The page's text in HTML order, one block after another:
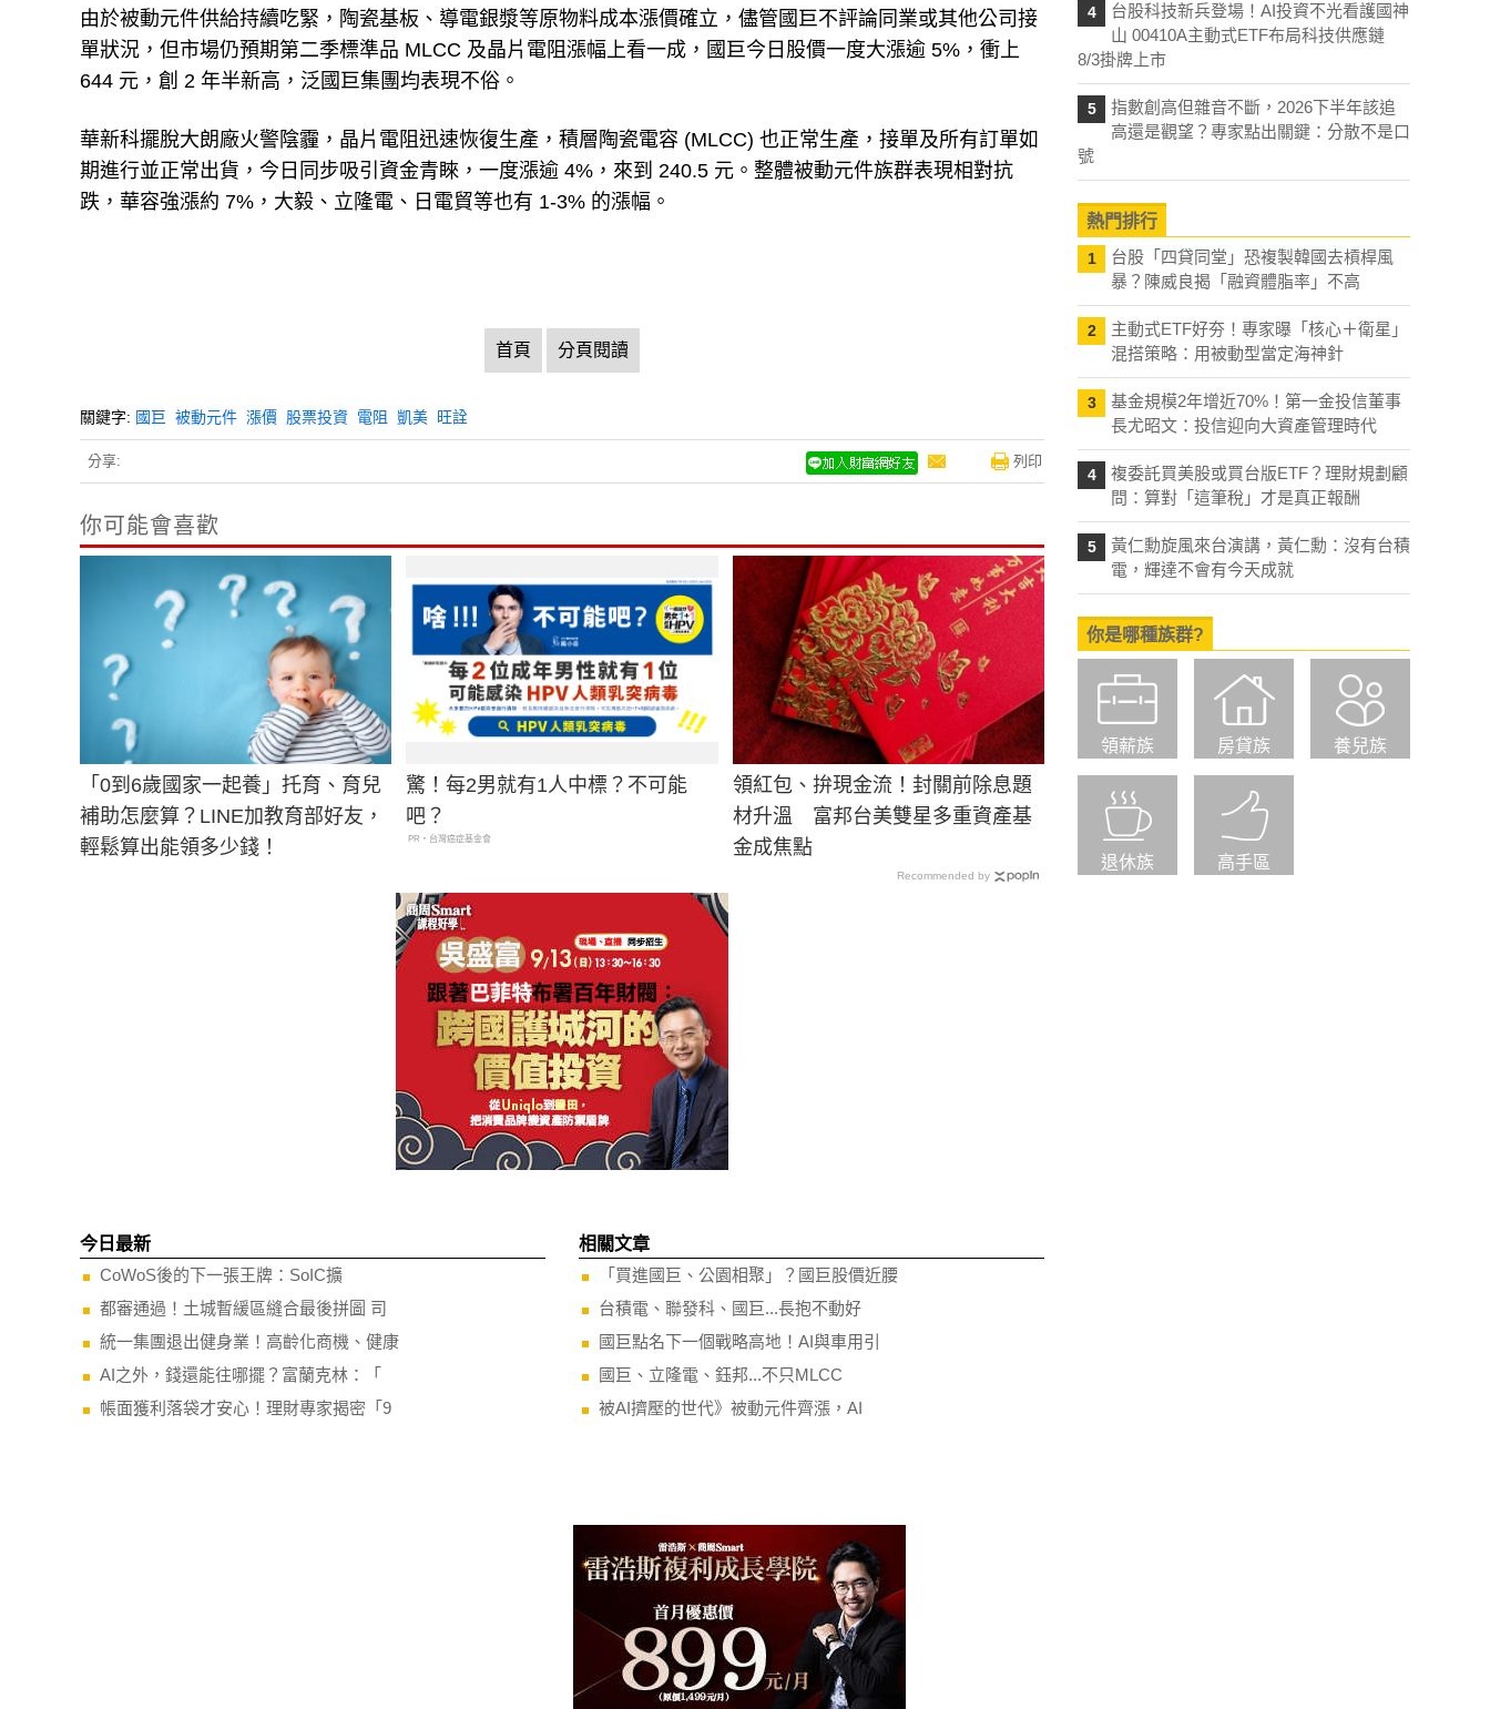
由於被動元件供給持續吃緊，陶瓷基板、導電銀漿等原物料成本漲價確立，儘管國巨不評論同業或其他公司接
單狀況，但市場仍預期第二季標準品 MLCC 及晶片電阻漲幅上看一成，國巨今日股價一度大漲逾 5%，衝上
644 元，創 2 年半新高，泛國巨集團均表現不俗。
華新科擺脫大朗廠火警陰霾，晶片電阻迅速恢復生產，積層陶瓷電容 (MLCC) 也正常生產，接單及所有訂單如
期進行並正常出貨，今日同步吸引資金青睞，一度漲逾 4%，來到 240.5 元。整體被動元件族群表現相對抗
跌，華容強漲約 7%，大毅、立隆電、日電貿等也有 1-3% 的漲幅。
首頁 分頁閱讀
關鍵字: 國巨 被動元件 漲價 股票投資 電阻 凱美 旺詮
分享: 列印
你可能會喜歡
「0到6歲國家一起養」托育、育兒
補助怎麼算？LINE加教育部好友，
輕鬆算出能領多少錢！
驚！每2男就有1人中標？不可能
吧？
PR・台灣癌症基金會
領紅包、拚現金流！封關前除息題
材升溫 富邦台美雙星多重資產基
金成焦點
Recommended by
今日最新
CoWoS後的下一張王牌：SoIC擴
都審通過！土城暫緩區縫合最後拼圖 司
統一集團退出健身業！高齡化商機、健康
AI之外，錢還能往哪擺？富蘭克林：「
帳面獲利落袋才安心！理財專家揭密「9
相關文章
「買進國巨、公園相聚」？國巨股價近腰
台積電、聯發科、國巨...長抱不動好
國巨點名下一個戰略高地！AI與車用引
國巨、立隆電、鈺邦...不只MLCC
被AI擠壓的世代》被動元件齊漲，AI
4
台股科技新兵登場！AI投資不光看護國神
山 00410A主動式ETF布局科技供應鏈
8/3掛牌上市
5
指數創高但雜音不斷，2026下半年該追
高還是觀望？專家點出關鍵：分散不是口
號
熱門排行
1
台股「四貸同堂」恐複製韓國去槓桿風
暴？陳威良揭「融資體脂率」不高
2
主動式ETF好夯！專家曝「核心＋衛星」
混搭策略：用被動型當定海神針
3
基金規模2年增近70%！第一金投信董事
長尤昭文：投信迎向大資產管理時代
4
複委託買美股或買台版ETF？理財規劃顧
問：算對「這筆稅」才是真正報酬
5
黃仁勳旋風來台演講，黃仁勳：沒有台積
電，輝達不會有今天成就
你是哪種族群?
領薪族 房貸族 養兒族
退休族 高手區